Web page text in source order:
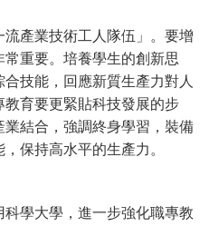
產業技術工人隊伍」。要增
重要。培養學生的創新思
技能，回應新質生產力對人
育要更緊貼科技發展的步
結合，強調終身學習，裝備
保持高水平的生產力。
學大學，進一步強化職專教